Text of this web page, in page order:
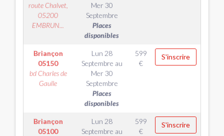
route Chalvet,
05200
EMBRUN...
Mer 30
Septembre
Places
disponibles
Briançon
05150
bd Charles de
Gaulle
Lun 28
Septembre au
Mer 30
Septembre
Places
disponibles
599
€
S'inscrire
Briançon
05100
Lun 28
Septembre au
599
€
S'inscrire